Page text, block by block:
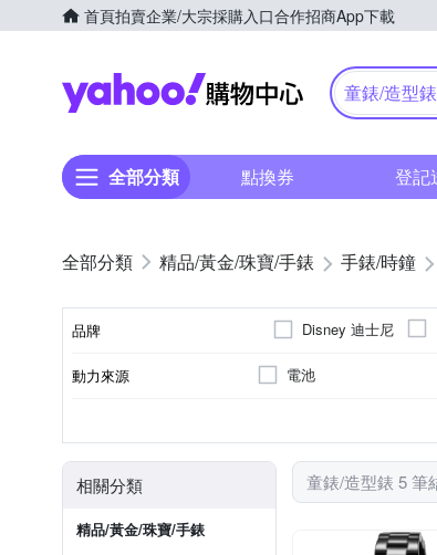
首頁拍賣企業/大宗採購入口合作招商App下載
Yahoo購物中心
童錶/造型錶
全部分類 點換券 登記
精品/黃金/珠寶/手錶 手錶/時鐘
品牌 Disney 迪士尼
動力來源 電池
相關分類
精品/黃金/珠寶/手錶
童錶/造型錶 5 筆